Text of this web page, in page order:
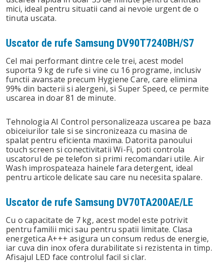
mici, ideal pentru situatii cand ai nevoie urgent de o
tinuta uscata.
Uscator de rufe Samsung DV90T7240BH/S7
Cel mai performant dintre cele trei, acest model
suporta 9 kg de rufe si vine cu 16 programe, inclusiv
functii avansate precum Hygiene Care, care elimina
99% din bacterii si alergeni, si Super Speed, ce permite
uscarea in doar 81 de minute.
Tehnologia AI Control personalizeaza uscarea pe baza
obiceiurilor tale si se sincronizeaza cu masina de
spalat pentru eficienta maxima. Datorita panoului
touch screen si conectivitatii Wi-Fi, poti controla
uscatorul de pe telefon si primi recomandari utile. Air
Wash improspateaza hainele fara detergent, ideal
pentru articole delicate sau care nu necesita spalare.
Uscator de rufe Samsung DV70TA200AE/LE
Cu o capacitate de 7 kg, acest model este potrivit
pentru familii mici sau pentru spatii limitate. Clasa
energetica A+++ asigura un consum redus de energie,
iar cuva din inox ofera durabilitate si rezistenta in timp.
Afisajul LED face controlul facil si clar.